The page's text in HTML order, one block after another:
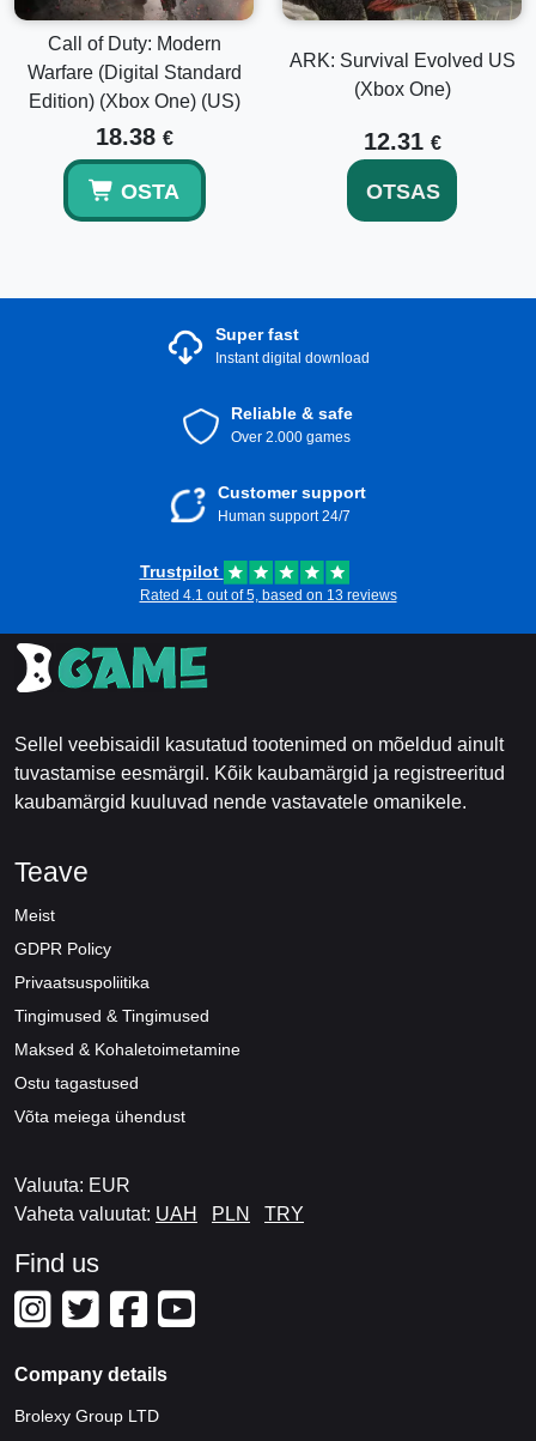
Call of Duty: Modern
Warfare (Digital Standard
Edition) (Xbox One) (US)
18.38 €
OSTA
ARK: Survival Evolved US
(Xbox One)
12.31 €
OTSAS
Super fast
Instant digital download
Reliable & safe
Over 2.000 games
Customer support
Human support 24/7
Trustpilot
Rated 4.1 out of 5, based on 13 reviews
Sellel veebisaidil kasutatud tootenimed on mõeldud ainult
tuvastamise eesmärgil. Kõik kaubamärgid ja registreeritud
kaubamärgid kuuluvad nende vastavatele omanikele.
Teave
Meist
GDPR Policy
Privaatsuspoliitika
Tingimused & Tingimused
Maksed & Kohaletoimetamine
Ostu tagastused
Võta meiega ühendust
Valuuta: EUR
Vaheta valuutat: UAH PLN TRY
Find us
Company details
Brolexy Group LTD